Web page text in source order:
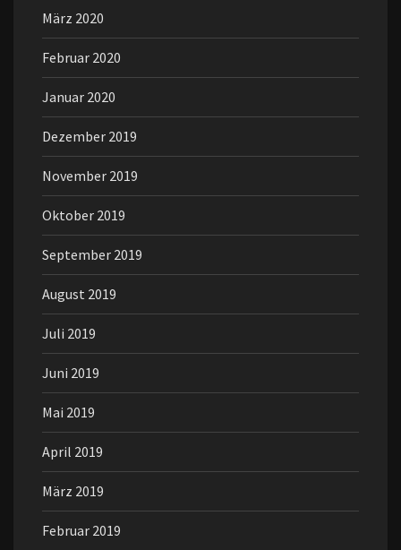
März 2020
Februar 2020
Januar 2020
Dezember 2019
November 2019
Oktober 2019
September 2019
August 2019
Juli 2019
Juni 2019
Mai 2019
April 2019
März 2019
Februar 2019